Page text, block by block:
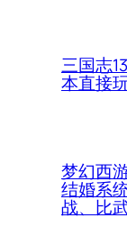
三国志
本直接
梦幻西
结婚系
战、比